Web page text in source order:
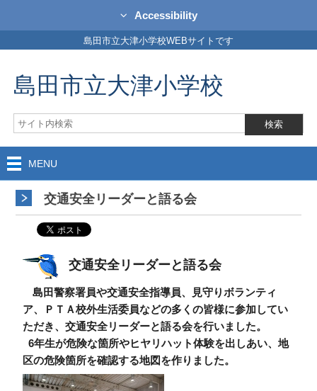
Accessibility
島田市立大津小学校WEBサイトです
島田市立大津小学校
MENU
交通安全リーダーと語る会
交通安全リーダーと語る会
島田警察署員や交通安全指導員、見守りボランティ
ア、ＰＴＡ校外生活委員などの多くの皆様に参加してい
ただき、交通安全リーダーと語る会を行いました。
6年生が危険な箇所やヒヤリハット体験を出しあい、地
区の危険箇所を確認する地図を作りました。